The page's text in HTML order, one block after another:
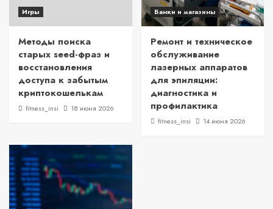
Игры
Методы поиска
старых seed-фраз и
восстановления
доступа к забытым
криптокошелькам
fitness_insi 18 июня 2026
Банки и магазины
Ремонт и техническое
обслуживание
лазерных аппаратов
для эпиляции:
диагностика и
профилактика
fitness_insi 14 июня 2026